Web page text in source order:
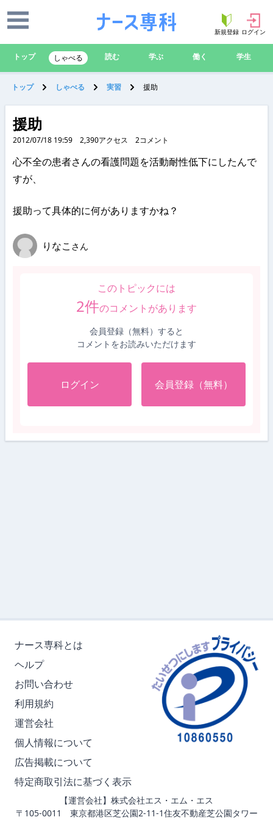
新規登録 ログイン
トップ しゃべる 読む 学ぶ 働く 学生
トップ しゃべる 実習 援助
援助
2012/07/18 19:59 2,390アクセス 2コメント
心不全の患者さんの看護問題を活動耐性低下にしたんで
すが、
援助って具体的に何がありますかね？
りなこ さん
このトピックには
2件のコメントがあります
会員登録（無料）すると
コメントをお読みいただけます
ログイン 会員登録（無料）
ナース専科とは
ヘルプ
お問い合わせ
利用規約
運営会社
個人情報について
広告掲載について
特定商取引法に基づく表示
【運営会社】株式会社エス・エム・エス
〒105-0011 東京都港区芝公園2-11-1住友不動産芝公園タワー